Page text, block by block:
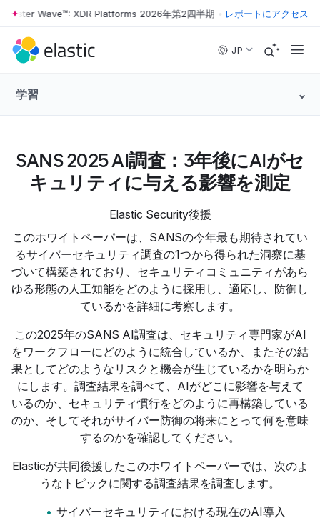
Skip to main content
Wave™: XDR Platforms 2026年第2四半期 • The Forrester
レポートにアクセス
JP
学習
SANS 2025 AI調査：3年後にAIがセ
キュリティに与える影響を測定
Elastic Security後援
このホワイトペーパーは、SANSの今年最も期待されてい
るサイバーセキュリティ調査の1つから得られた洞察に基
づいて構築されており、セキュリティコミュニティがあら
ゆる形態の人工知能をどのように採用し、適応し、防御し
ているかを詳細に考察します。
この2025年のSANS AI調査は、セキュリティ専門家がAI
をワークフローにどのように統合しているか、またその結
果としてどのようなリスクと機会が生じているかを明らか
にします。調査結果を調べて、AIがどこに影響を与えて
いるのか、セキュリティ慣行をどのように再構築している
のか、そしてそれがサイバー防御の将来にとって何を意味
するのかを確認してください。
Elasticが共同後援したこのホワイトペーパーでは、次のよ
うなトピックに関する調査結果を調査します。
サイバーセキュリティにおける現在のAI導入